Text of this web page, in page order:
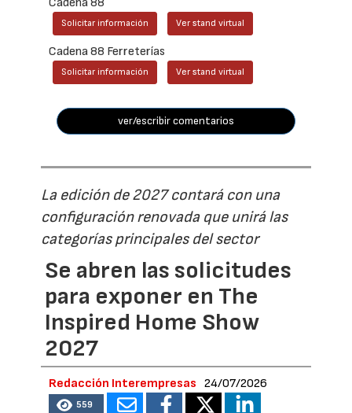
Solicitar información Ver stand virtual
Cadena 88 Ferreterías
Solicitar información Ver stand virtual
ver/escribir comentarios
La edición de 2027 contará con una
configuración renovada que unirá las
categorías principales del sector
Se abren las solicitudes
para exponer en The
Inspired Home Show
2027
Redacción Interempresas 24/07/2026
559